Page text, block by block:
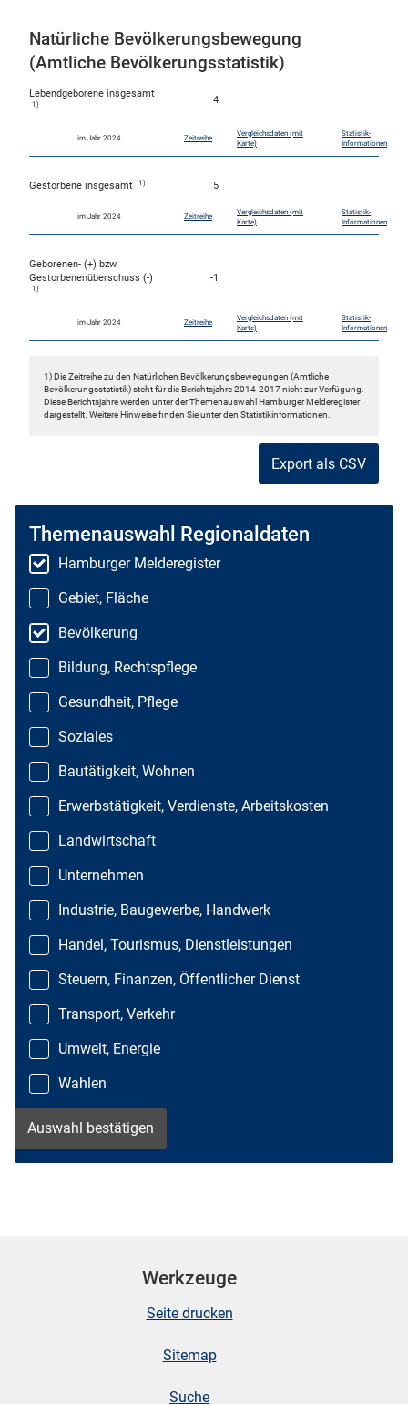
Natürliche Bevölkerungsbewegung
(Amtliche Bevölkerungsstatistik)
Lebendgeborene insgesamt
1) 4
im Jahr 2024 Zeitreihe
Vergleichsdaten (mit
Karte)
Statistik-
Informationen
Gestorbene insgesamt 1) 5
im Jahr 2024 Zeitreihe
Vergleichsdaten (mit
Karte)
Statistik-
Informationen
Geborenen- (+) bzw.
Gestorbenenüberschuss (-)
1)
-1
im Jahr 2024 Zeitreihe
Vergleichsdaten (mit
Karte)
Statistik-
Informationen
1) Die Zeitreihe zu den Natürlichen Bevölkerungsbewegungen (Amtliche
Bevölkerungsstatistik) steht für die Berichtsjahre 2014-2017 nicht zur Verfügung.
Diese Berichtsjahre werden unter der Themenauswahl Hamburger Melderegister
dargestellt. Weitere Hinweise finden Sie unter den Statistikinformationen.
Export als CSV
Themenauswahl Regionaldaten
Hamburger Melderegister
Gebiet, Fläche
Bevölkerung
Bildung, Rechtspflege
Gesundheit, Pflege
Soziales
Bautätigkeit, Wohnen
Erwerbstätigkeit, Verdienste, Arbeitskosten
Landwirtschaft
Unternehmen
Industrie, Baugewerbe, Handwerk
Handel, Tourismus, Dienstleistungen
Steuern, Finanzen, Öffentlicher Dienst
Transport, Verkehr
Umwelt, Energie
Wahlen
Werkzeuge
Seite drucken
Sitemap
Suche